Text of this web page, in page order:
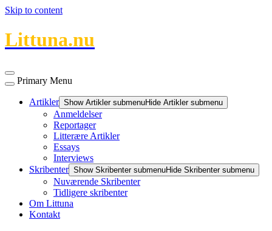
Skip to content
Littuna.nu
Primary Menu
Artikler Show Artikler submenuHide Artikler submenu
Anmeldelser
Reportager
Litterære Artikler
Essays
Interviews
Skribenter Show Skribenter submenuHide Skribenter submenu
Nuværende Skribenter
Tidligere skribenter
Om Littuna
Kontakt